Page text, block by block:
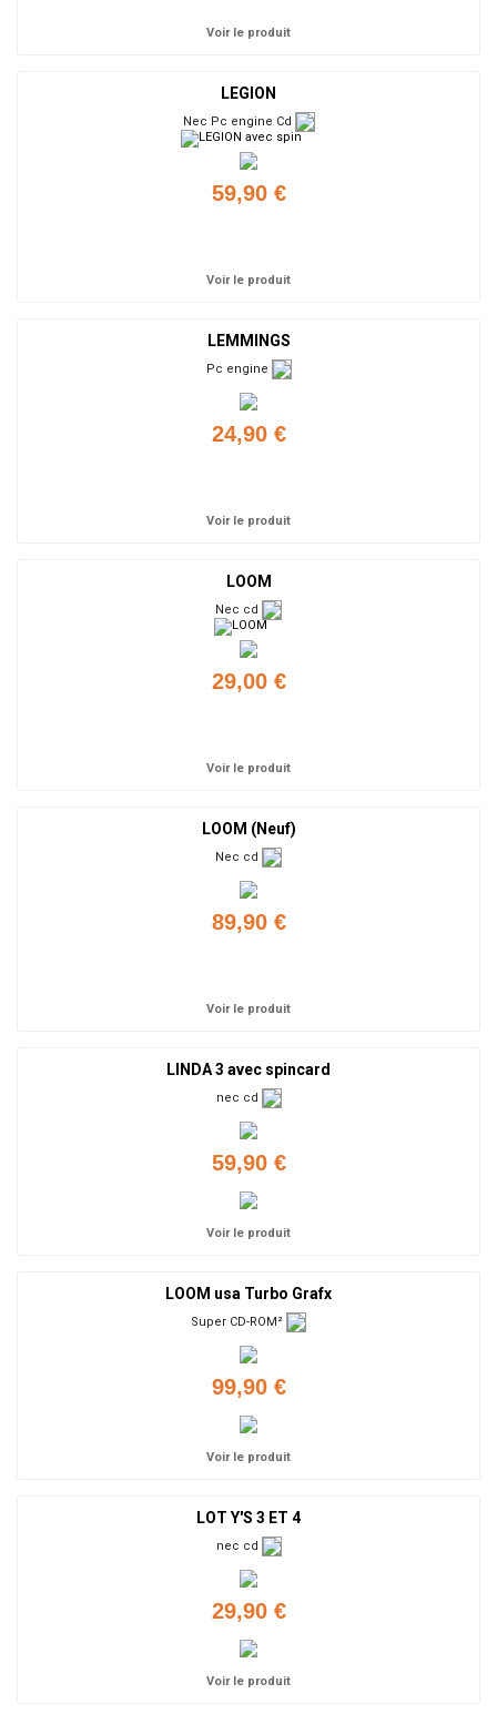
Voir le produit
LEGION
Nec Pc engine Cd
59,90 €
Voir le produit
LEMMINGS
Pc engine
24,90 €
Voir le produit
LOOM
Nec cd
29,00 €
Voir le produit
LOOM (Neuf)
Nec cd
89,90 €
Voir le produit
LINDA 3 avec spincard
nec cd
59,90 €
Voir le produit
LOOM usa Turbo Grafx
Super CD-ROM²
99,90 €
Voir le produit
LOT Y'S 3 ET 4
nec cd
29,90 €
Voir le produit